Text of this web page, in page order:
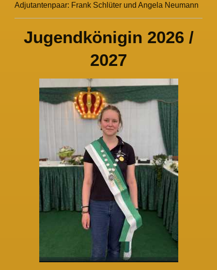
Adjutantenpaar: Frank Schlüter und Angela Neumann
Jugendkönigin 2026 /
2027